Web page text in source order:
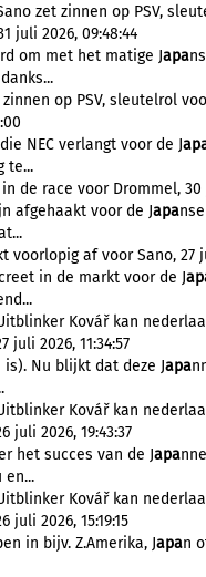
zet zinnen op PSV,
juli 2026, 09:48:44
om met het matige Japa
op PSV, sleutelrol
NEC verlangt voor de J
te...
in de race voor Drommel, 30
afgehaakt voor de Japa
voorlopig af voor Sano, 27
in de markt voor de J
Kovář kan
juli 2026, 11:34:57
is). Nu blijkt dat deze Japa
Kovář kan
juli 2026, 19:43:37
het succes van de Japa
en...
Kovář kan
juli 2026, 15:19:15
in bijv. Z.Amerika, Japan